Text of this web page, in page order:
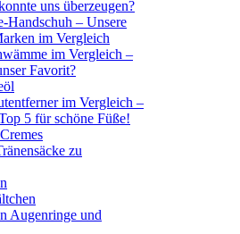
uns überzeugen?
Handschuh – Unsere
im Vergleich
im Vergleich –
Favorit?
im Vergleich –
5 für schöne Füße!
zu
Augenringe und